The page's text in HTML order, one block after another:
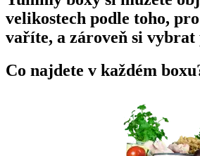
velikostech podle toho,
vaříte, a zároveň si vybrat
Co najdete v každém